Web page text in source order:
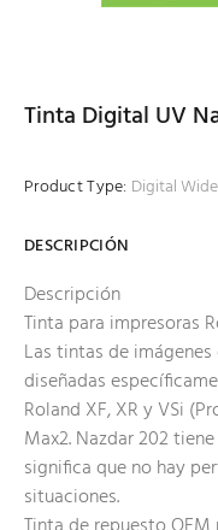
Tinta Digital UV
Product Type: Digital
DESCRIPCIÓN
Descripción
Tinta para impresoras
Las tintas de
diseñadas
Roland XF, XR y VSi
Max2. Nazdar 202
significa que no hay
situaciones.